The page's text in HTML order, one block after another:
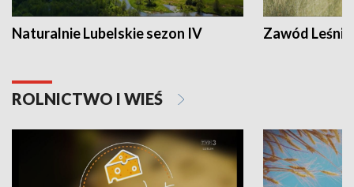
Naturalnie Lubelskie sezon IV Zawód Leśnik
ROLNICTWO I WIEŚ